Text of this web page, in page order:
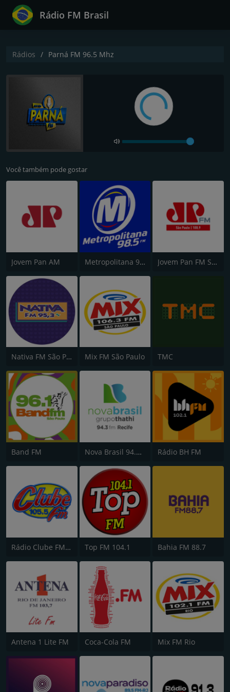
Rádio FM Brasil
Rádios Parná FM 96.5 Mhz
Você também pode gostar
Jovem Pan AM Metropolitana 98.5 FM Jovem Pan FM São Paulo
Nativa FM São Paulo Mix FM São Paulo TMC
Band FM Nova Brasil 94.3 FM Rádio BH FM
Rádio Clube FM - Brasília 105.5 Top FM 104.1 Bahia FM 88.7
Antena 1 Lite FM Coca-Cola FM Mix FM Rio